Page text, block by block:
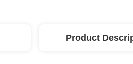
Product